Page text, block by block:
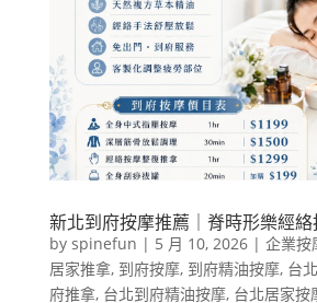
新北到府按摩推薦｜脊時形樂經
by spinefun | 5 月 10, 2026| 企業按
居家推拿, 到府按摩, 到府精油按摩, 台
府推拿, 台北到府精油按摩, 台北居家按